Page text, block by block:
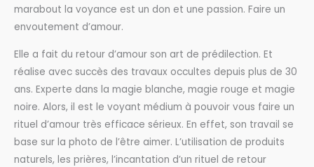
marabout la voyance est un don et une passion. Faire un
envoutement d’amour.
Elle a fait du retour d’amour son art de prédilection. Et
réalise avec succès des travaux occultes depuis plus de 30
ans. Experte dans la magie blanche, magie rouge et magie
noire. Alors, il est le voyant médium à pouvoir vous faire un
rituel d’amour très efficace sérieux. En effet, son travail se
base sur la photo de l’être aimer. L’utilisation de produits
naturels, les prières, l’incantation d’un rituel de retour